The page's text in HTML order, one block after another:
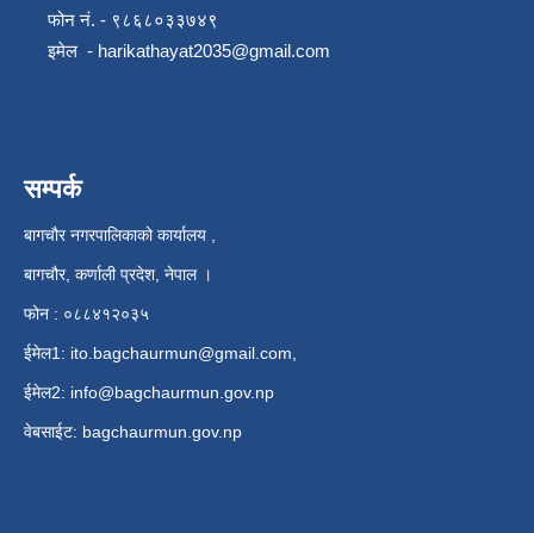
फोन नं. - ९८६८०३३७४९
इमेल - harikathayat2035@gmail.com
सम्पर्क
बागचौर नगरपालिकाको कार्यालय ,
बागचौर, कर्णाली प्रदेश, नेपाल ।
फोन : ०८८४१२०३५
ईमेल1: ito.bagchaurmun@gmail.com
ईमेल2: info@bagchaurmun.gov.np
वे‍बसाईट: bagchaurmun.gov.np